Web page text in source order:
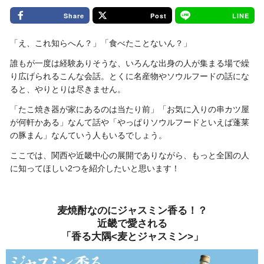
Share Post LINE
「え、これ知らへん？」「食べたことないん？」
誰もが一度は経験ありそうな、いろんな出身の人が集まる場で繰
り広げられるこんな会話。とくに名産物やソウルフードの話にな
ると、やりとりは尽きません。
「たこ焼き器が家にあるのは当たり前」「お気に入りの串カツ屋
が何軒かある」なんて話や「やっぱりソウルフードといえば蓬莱
の豚まん」なんていう人もいるでしょう。
ここでは、関西や近畿中心の展開でありながら、もっと全国の人
に知ってほしい2つを紹介したいと思います！
麦焼酎なのにジャスミン香る！？
近畿で愛される
「香る大隅<麦とジャスミン>」